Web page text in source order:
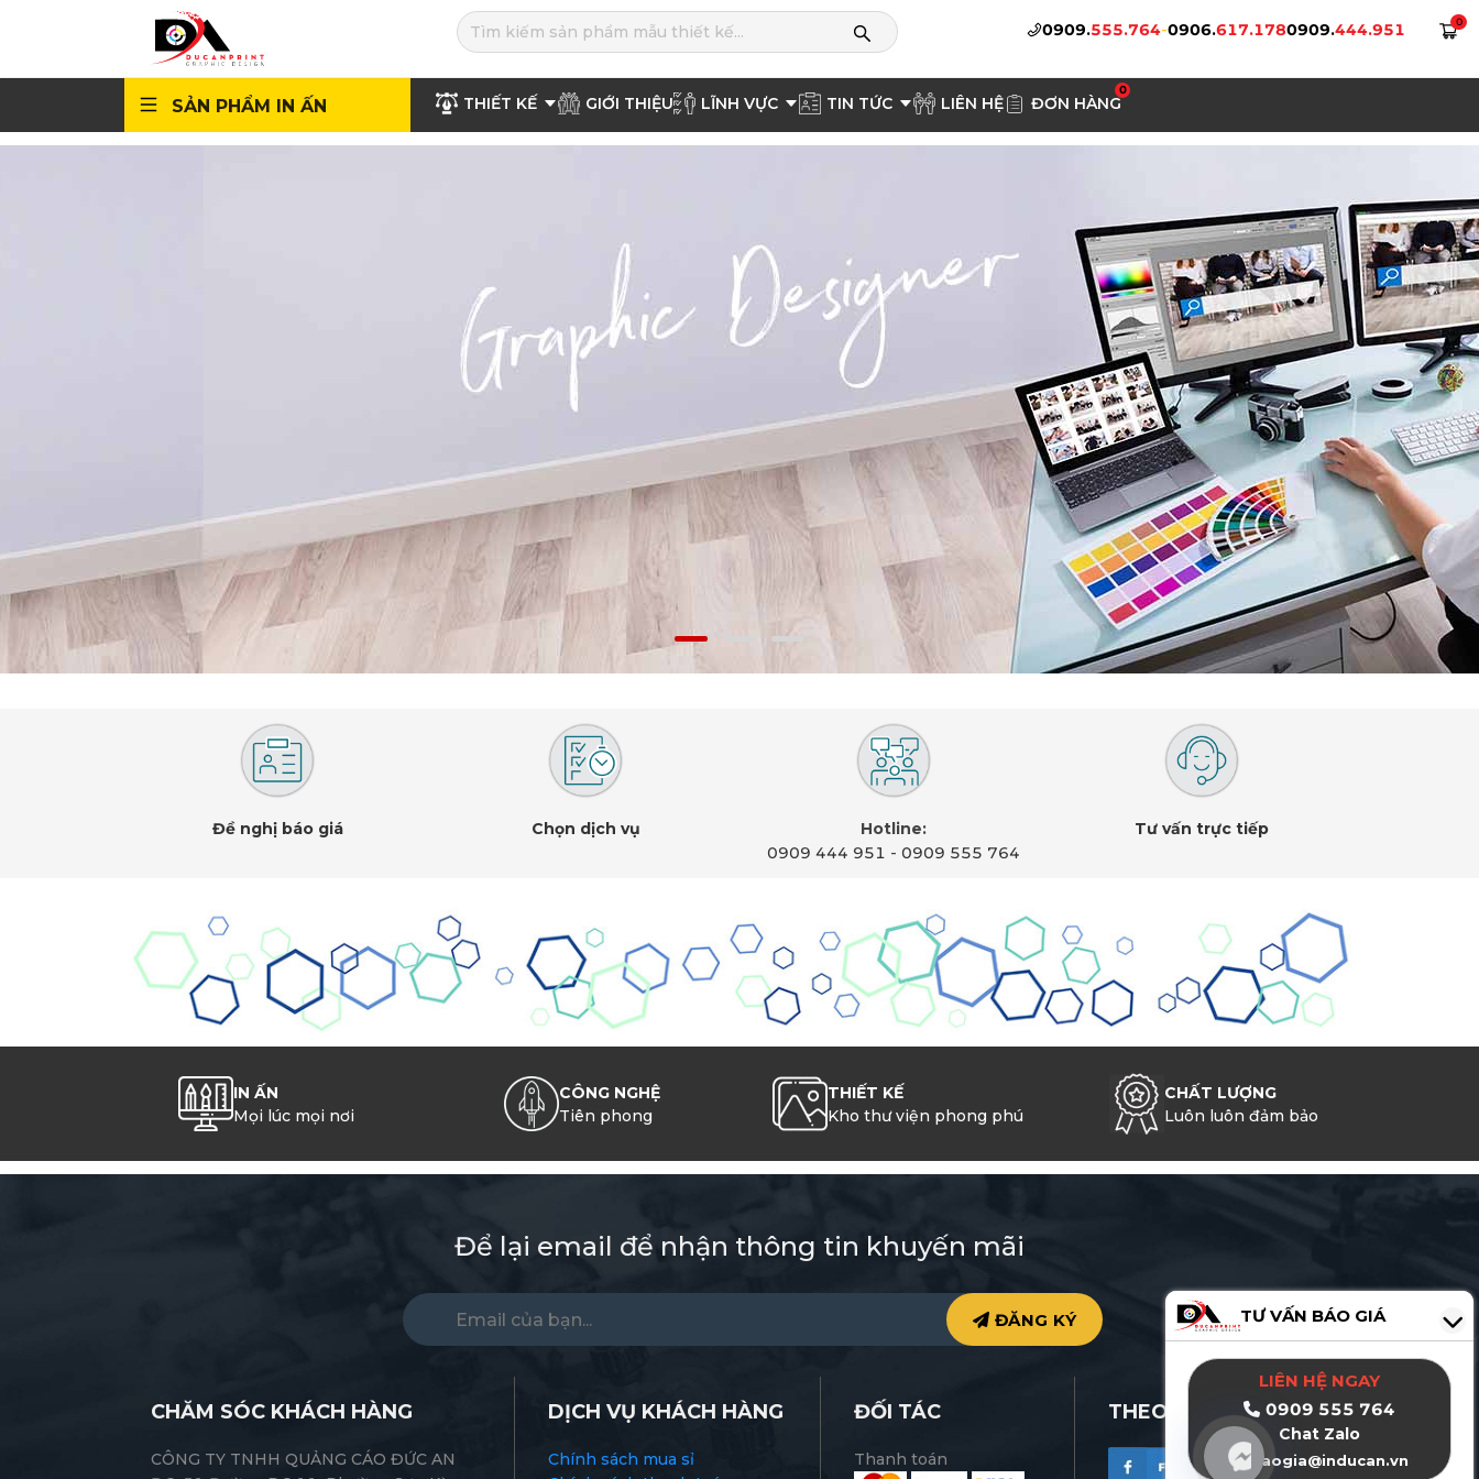
0909.555.764-0906.617.1780909.444.951 0
SẢN PHẨM IN ẤN THIẾT KẾ GIỚI THIỆU LĨNH VỰC TIN TỨC LIÊN HỆ ĐƠN HÀNG
0
Đề nghị báo giá Chọn dịch vụ
Hotline:
0909 444 951 - 0909 555 764
Tư vấn trực tiếp
IN ẤN
Mọi lúc mọi nơi
CÔNG NGHỆ
Tiên phong
THIẾT KẾ
Kho thư viện phong phú
CHẤT LƯỢNG
Luôn luôn đảm bảo
Để lại email để nhận thông tin khuyến mãi
ĐĂNG KÝ
CHĂM SÓC KHÁCH HÀNG
CÔNG TY TNHH QUẢNG CÁO ĐỨC AN
DỊCH VỤ KHÁCH HÀNG
Chính sách mua sỉ
ĐỐI TÁC
Thanh toán
THEO DÕI ĐỨC AN PRINT
TƯ VẤN BÁO GIÁ
LIÊN HỆ NGAY
0909 555 764
Chat Zalo
baogia@inducan.vn
0